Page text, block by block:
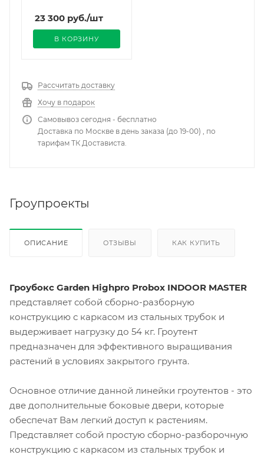
23 300 руб./шт
В КОРЗИНУ
Рассчитать доставку
Хочу в подарок
Самовывоз сегодня - бесплатно
Доставка по Москве в день заказа (до 19-00) , по
тарифам ТК Достависта.
Гроупроекты
ОПИСАНИЕ ОТЗЫВЫ КАК КУПИТЬ
Гроубокс Garden Highpro Probox INDOOR MASTER
представляет собой сборно-разборную
конструкцию с каркасом из стальных трубок и
выдерживает нагрузку до 54 кг. Гроутент
предназначен для эффективного выращивания
растений в условиях закрытого грунта.
Основное отличие данной линейки гроутентов - это
две дополнительные боковые двери, которые
обеспечат Вам легкий доступ к растениям.
Представляет собой простую сборно-разборочную
конструкцию с каркасом из стальных трубок и